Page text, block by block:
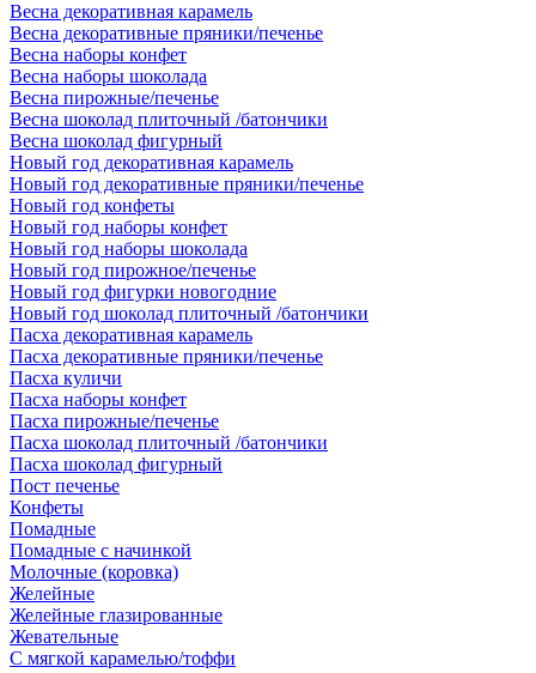
Весна декоративная карамель
Весна декоративные пряники/печенье
Весна наборы конфет
Весна наборы шоколада
Весна пирожные/печенье
Весна шоколад плиточный /батончики
Весна шоколад фигурный
Новый год декоративная карамель
Новый год декоративные пряники/печенье
Новый год конфеты
Новый год наборы конфет
Новый год наборы шоколада
Новый год пирожное/печенье
Новый год фигурки новогодние
Новый год шоколад плиточный /батончики
Пасха декоративная карамель
Пасха декоративные пряники/печенье
Пасха куличи
Пасха наборы конфет
Пасха пирожные/печенье
Пасха шоколад плиточный /батончики
Пасха шоколад фигурный
Пост печенье
Конфеты
Помадные
Помадные с начинкой
Молочные (коровка)
Желейные
Желейные глазированные
Жевательные
С мягкой карамелью/тоффи